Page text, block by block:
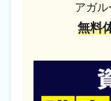
アガ
無料